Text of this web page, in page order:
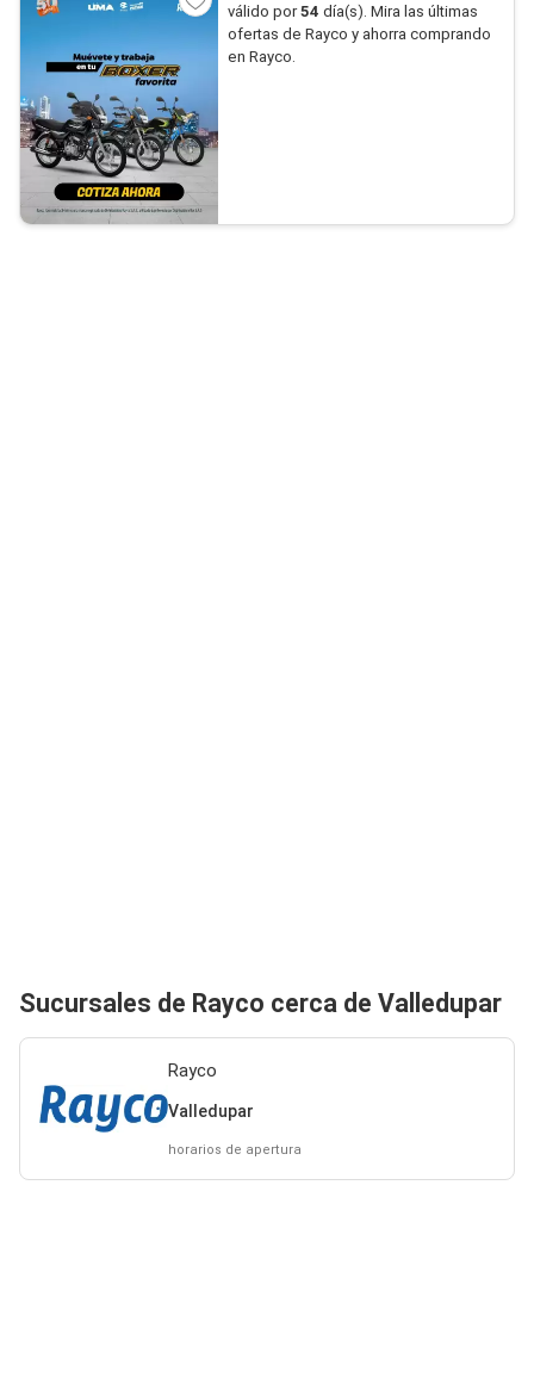
válido por54 día(s). Mira las últimas
ofertas de Rayco y ahorra comprando
en Rayco.
Sucursales de Rayco cerca de Valledupar
Rayco
Valledupar
horarios de apertura